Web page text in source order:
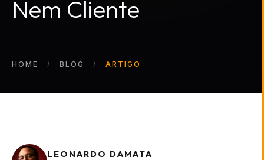
Nem Cliente
HOME BLOG ARTIGO
LEONARDO DAMATA